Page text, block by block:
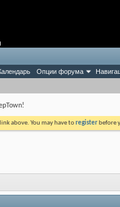
Опции форума
above. You may have toregister before